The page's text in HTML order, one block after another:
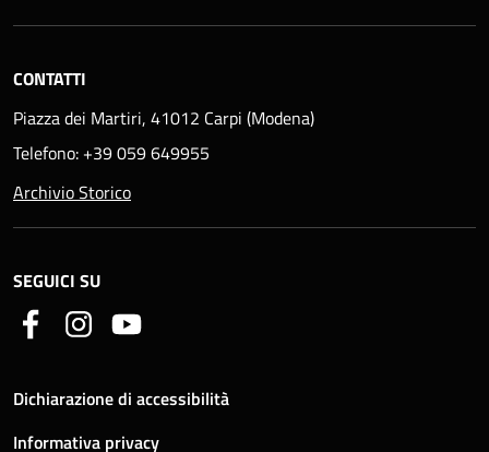
CONTATTI
Piazza dei Martiri, 41012 Carpi (Modena)
Telefono: +39 059 649955
Archivio Storico
SEGUICI SU
Dichiarazione di accessibilità
Informativa privacy